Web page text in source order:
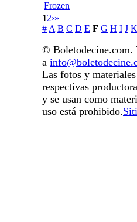
Frozen
12›»
# A B C D E F G H I J K
© Boletodecine.com.
a
Las fotos y
respectivas
y se usan como
uso está prohibido.